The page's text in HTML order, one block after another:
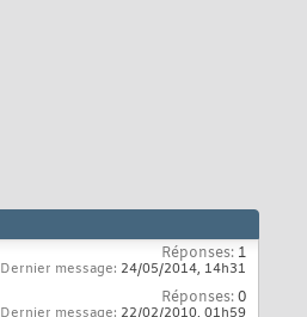
Réponses: 1
Dernier message: 24/05/2014, 14h31
Réponses:0